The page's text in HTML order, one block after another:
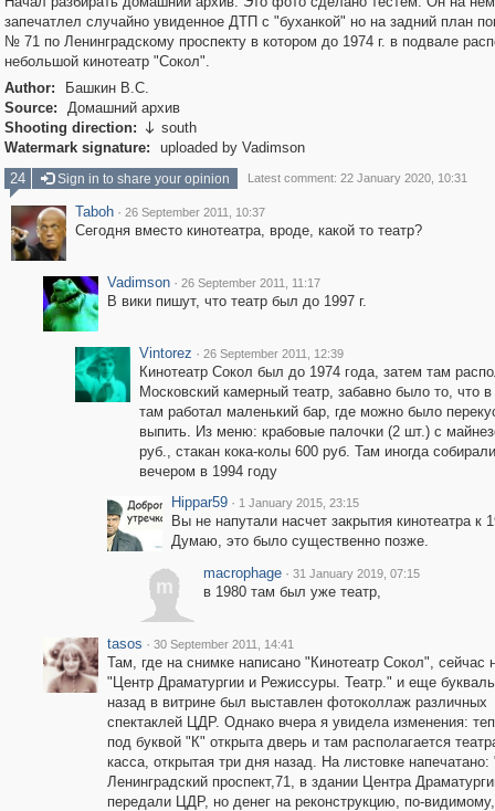
запечатлел случайно увиденное ДТП с "буханкой" но на задний план
№ 71 по Ленинградскому проспекту в котором до 1974 г. в подвале
небольшой кинотеатр "Сокол".
Author:
Башкин В.С.
Source:
Домашний архив
Shooting direction:  south
Watermark signature:
uploaded by Vadimson
24
Sign in to share your opinion Latest comment: 22 January 2020, 10:31
Taboh · 26 September 2011, 10:37
Сегодня вместо кинотеатра, вроде, какой то театр?
Vadimson · 26 September 2011, 11:17
В вики пишут, что театр был до 1997 г.
Vintorez · 26 September 2011, 12:39
Кинотеатр Сокол был до 1974 года, затем там
Московский камерный театр, забавно было то, что в
там работал маленький бар, где можно было
выпить. Из меню: крабовые палочки (2 шт.) с
руб., стакан кока-колы 600 руб. Там иногда
вечером в 1994 году
Hippar59 · 1 January 2015, 23:15
Вы не напутали насчет закрытия кинотеатра к
Думаю, это было существенно позже.
m
macrophage · 31 January 2019, 07:15
в 1980 там был уже театр,
tasos · 30 September 2011, 14:41
Там, где на снимке написано "Кинотеатр Сокол", сейчас
"Центр Драматургии и Режиссуры. Театр." и еще
назад в витрине был выставлен фотоколлаж различных
спектаклей ЦДР. Однако вчера я увидела изменения:
под буквой "К" открыта дверь и там располагается
касса, открытая три дня назад. На листовке
Ленинградский проспект,71, в здании Центра
передали ЦДР, но денег на реконструкцию, по-